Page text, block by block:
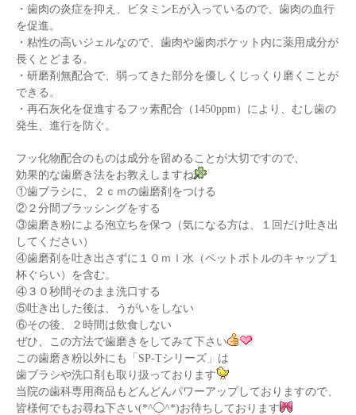
・歯肉の炎症を抑え、ビタミンEが入っているので、歯肉の血行
を促進。
・粘性の高いジェルなので、歯肉や歯肉ポケット内に薬用成分が
長くとどまる。
・研磨剤無配合で、弱ってきた部分を優しくじっくり磨くことが
できる。
・再石灰化を促進するフッ素配合（1450ppm）により、むし歯の
発生、進行を防ぐ。
フッ化物配合のものは成分を留めることが大切ですので、
効果的な歯磨き法をお教えしますね
①歯ブラシに、２ｃｍの歯磨剤をつける
②２分間ブラッシングをする
③歯磨き粉による泡立ちを保つ（気になる方は、１回だけ吐き出
してください）
④歯磨剤を吐き出さずに１０ｍｌ水（ペットボトルのキャップ１
杯ぐらい）を含む。
④３０秒間そのまま洗口する
⑤吐き出した後は、うがいをしない
⑥その後、２時間は飲食しない
ぜひ、この方法で歯磨きをしてみて下さい
この歯磨き粉以外にも「SP-Tシリーズ」は
歯ブラシや洗口剤も取り扱っております
当院の歯科専用商品もどんどんパワーアップしておりますので、
皆様何でもお尋ね下さい(*^◯^*)お待ちしております